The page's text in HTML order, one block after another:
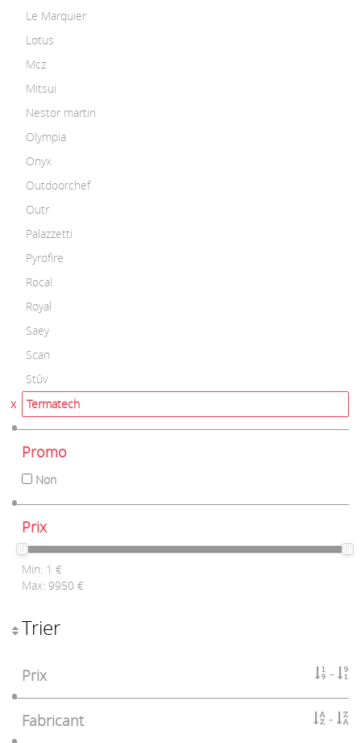
Le Marquier
Lotus
Mcz
Mitsui
Nestor martin
Olympia
Onyx
Outdoorchef
Outr
Palazzetti
Pyrofire
Rocal
Royal
Saey
Scan
Stûv
Termatech
Promo
Non
Prix
Min: 1 €
Max: 9950 €
Trier
Prix
Fabricant